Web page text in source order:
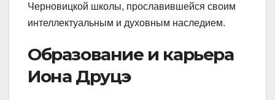
Черновицкой школы, прославившейся своим
интеллектуальным и духовным наследием.
Образование и карьера
Иона Друцэ